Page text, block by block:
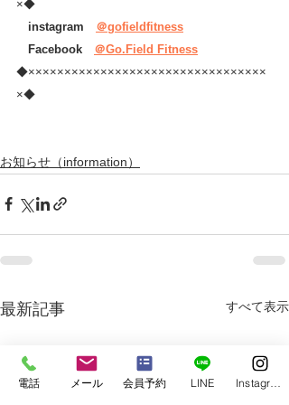
×◆
instagram ＠gofieldfitness
Facebook ＠Go.Field Fitness
◆×××××××××××××××××××××××××××××××××
×◆
お知らせ（information）
最新記事 すべて表示
電話 メール 会員予約 LINE